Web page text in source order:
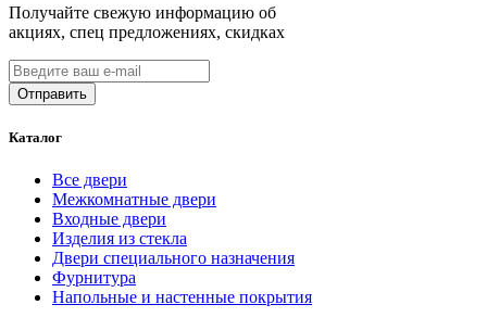
Получайте свежую информацию об
акциях, спец предложениях, скидках
Каталог
Все двери
Межкомнатные двери
Входные двери
Изделия из стекла
Двери специального назначения
Фурнитура
Напольные и настенные покрытия